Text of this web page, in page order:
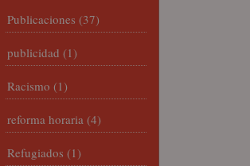
Publicaciones (37)
publicidad (1)
Racismo (1)
reforma horaria (4)
Refugiados (1)